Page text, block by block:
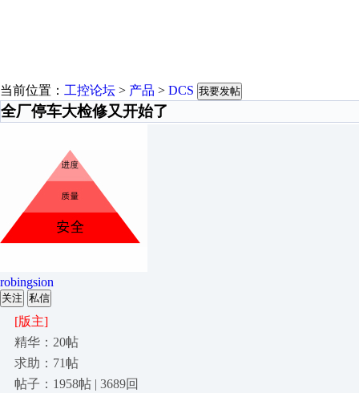
当前位置： 工控论坛 > 产品 > DCS 我要发帖
全厂停车大检修又开始了
robingsion
关注 私信
[版主]
精华：20帖
求助：71帖
帖子：1958帖 | 3689回